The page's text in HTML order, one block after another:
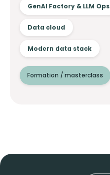
GenAI Factory & LLM Ops
Data cloud
Modern data stack
Formation / masterclass